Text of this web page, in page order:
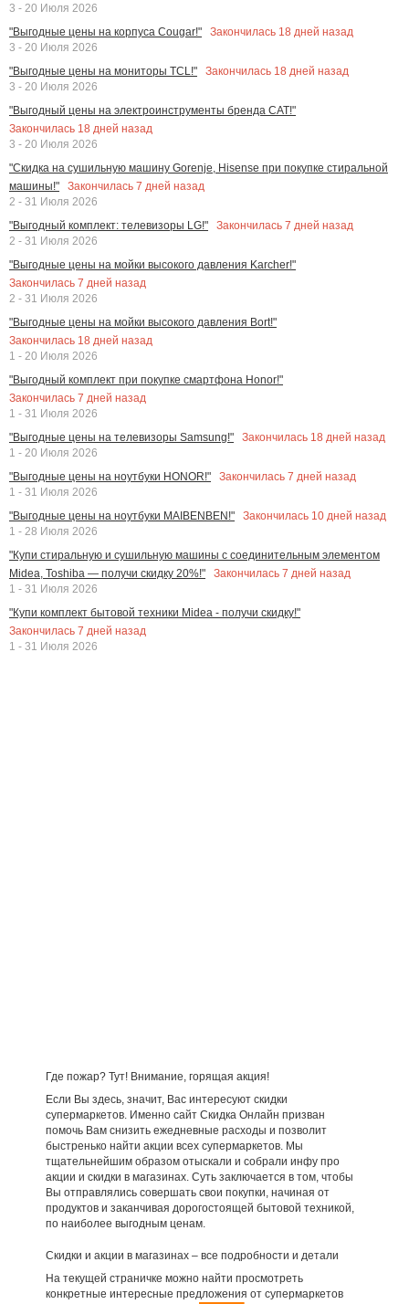
3 - 20 Июля 2026
"Выгодные цены на корпуса Cougar!"
Закончилась 18 дней назад
3 - 20 Июля 2026
"Выгодные цены на мониторы TCL!"
Закончилась 18 дней назад
3 - 20 Июля 2026
"Выгодный цены на электроинструменты бренда CAT!"
Закончилась 18 дней назад
3 - 20 Июля 2026
"Скидка на сушильную машину Gorenje, Hisense при покупке стиральной
машины!"
Закончилась 7 дней назад
2 - 31 Июля 2026
"Выгодный комплект: телевизоры LG!"
Закончилась 7 дней назад
2 - 31 Июля 2026
"Выгодные цены на мойки высокого давления Karcher!"
Закончилась 7 дней назад
2 - 31 Июля 2026
"Выгодные цены на мойки высокого давления Bort!"
Закончилась 18 дней назад
1 - 20 Июля 2026
"Выгодный комплект при покупке смартфона Honor!"
Закончилась 7 дней назад
1 - 31 Июля 2026
"Выгодные цены на телевизоры Samsung!"
Закончилась 18 дней назад
1 - 20 Июля 2026
"Выгодные цены на ноутбуки HONOR!"
Закончилась 7 дней назад
1 - 31 Июля 2026
"Выгодные цены на ноутбуки MAIBENBEN!"
Закончилась 10 дней назад
1 - 28 Июля 2026
"Купи стиральную и сушильную машины с соединительным элементом
Midea, Toshiba — получи скидку 20%!"
Закончилась 7 дней назад
1 - 31 Июля 2026
"Купи комплект бытовой техники Midea - получи скидку!"
Закончилась 7 дней назад
1 - 31 Июля 2026
Где пожар? Тут! Внимание, горящая акция!
Если Вы здесь, значит, Вас интересуют скидки
супермаркетов. Именно сайт Скидка Онлайн призван
помочь Вам снизить ежедневные расходы и позволит
быстренько найти акции всех супермаркетов. Мы
тщательнейшим образом отыскали и собрали инфу про
акции и скидки в магазинах. Суть заключается в том, чтобы
Вы отправлялись совершать свои покупки, начиная от
продуктов и заканчивая дорогостоящей бытовой техникой,
по наиболее выгодным ценам.
Скидки и акции в магазинах – все подробности и детали
На текущей страничке можно найти просмотреть
конкретные интересные предложения от супермаркетов